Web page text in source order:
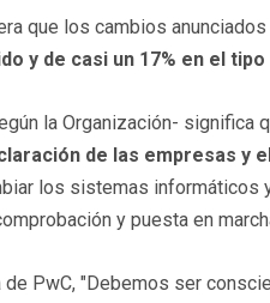
que los cambios
y de casi un 17% en el
la Organización- significa
de las empresas y
los sistemas informáticos
y puesta en
PwC, "Debemos ser